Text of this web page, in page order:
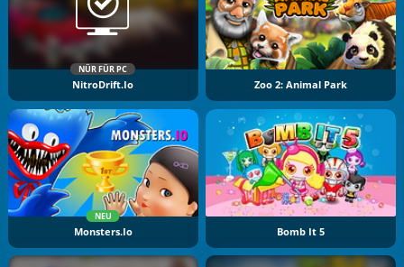
NÜR FÜR PC
NitroDrift.io Zoo 2: Animal Park
NEU
Monsters.io Bomb It 5